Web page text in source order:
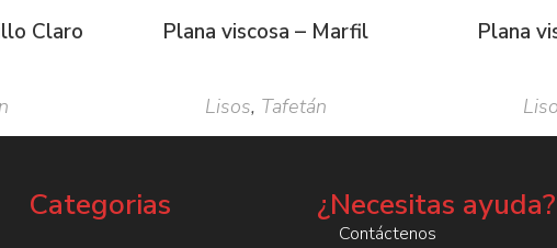
Claro Plana viscosa – Marfil
Lisos, Tafetán
Plana
Categorias ¿Necesitas ayuda?
Contáctenos